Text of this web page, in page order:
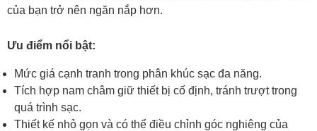
của bạn trở nên ngăn nắp hơn.
Ưu điểm nổi bật:
Mức giá cạnh tranh trong phân khúc sạc đa năng.
Tích hợp nam châm giữ thiết bị cố định, tránh trượt trong
quá trình sạc.
Thiết kế nhỏ gọn và có thể điều chỉnh góc nghiêng của